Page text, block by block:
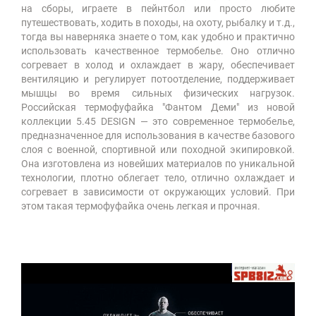
на сборы, играете в пейнтбол или просто любите
путешествовать, ходить в походы, на охоту, рыбалку и т.д.,
тогда вы наверняка знаете о том, как удобно и практично
использовать качественное термобелье. Оно отлично
согревает в холод и охлаждает в жару, обеспечивает
вентиляцию и регулирует потоотделение, поддерживает
мышцы во время сильных физических нагрузок.
Российская термофуфайка "Фантом Деми" из новой
коллекции 5.45 DESIGN — это современное термобелье,
предназначенное для использования в качестве базового
слоя с военной, спортивной или походной экипировкой.
Она изготовлена из новейших материалов по уникальной
технологии, плотно облегает тело, отлично охлаждает и
согревает в зависимости от окружающих условий. При
этом такая термофуфайка очень легкая и прочная.